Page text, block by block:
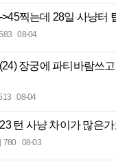
찍는데 28일 사냥터
08-04
장궁에 파티바람쓰
08-04
턴 사냥 차이가 많은
780 08-03